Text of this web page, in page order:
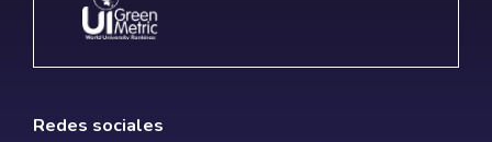
Redes sociales